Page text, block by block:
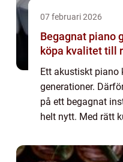
07 februari 2026
Begagnat piano guide för dig som vill
köpa kvalitet till
Ett akustiskt
generationer.
på ett begagnat
helt nytt. Med rätt
länge och